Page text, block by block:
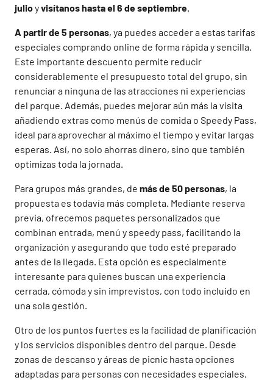
julioyvisítanos hasta el 6 de septiembre.
A partir de 5 personas, ya puedes acceder a estas tarifas
especiales comprando online de forma rápida y sencilla.
Este importante descuento permite reducir
considerablemente el presupuesto total del grupo, sin
renunciar a ninguna de las atracciones ni experiencias
del parque. Además, puedes mejorar aún más la visita
añadiendo extras como menús de comida o Speedy Pass,
ideal para aprovechar al máximo el tiempo y evitar largas
esperas. Así, no solo ahorras dinero, sino que también
optimizas toda la jornada.
Para grupos más grandes, de más de 50 personas, la
propuesta es todavía más completa. Mediante reserva
previa, ofrecemos paquetes personalizados que
combinan entrada, menú y speedy pass, facilitando la
organización y asegurando que todo esté preparado
antes de la llegada. Esta opción es especialmente
interesante para quienes buscan una experiencia
cerrada, cómoda y sin imprevistos, con todo incluido en
una sola gestión.
Otro de los puntos fuertes es la facilidad de planificación
y los servicios disponibles dentro del parque. Desde
zonas de descanso y áreas de picnic hasta opciones
adaptadas para personas con necesidades especiales,